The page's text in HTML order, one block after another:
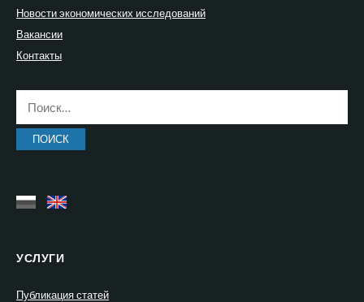
Новости экономических исследований
Вакансии
Контакты
УСЛУГИ
Публикация статей